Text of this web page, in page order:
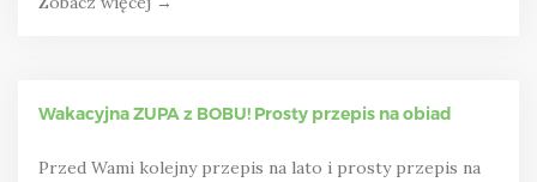
Wakacyjna ZUPA z BOBU! Prosty przepis na obiad
Przed Wami kolejny przepis na lato i prosty przepis na